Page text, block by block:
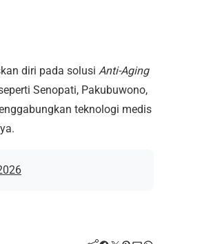
diri pada solusi Anti-Aging
Senopati, Pakubuwono,
teknologi medis